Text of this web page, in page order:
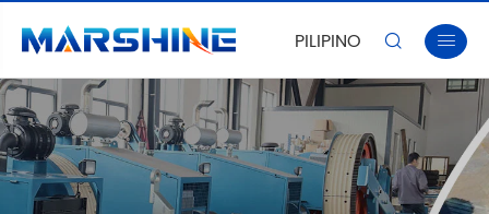
PILIPINO  